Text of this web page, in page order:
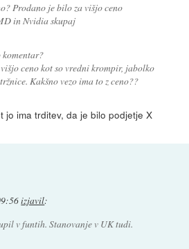
Prodano je bilo za višjo ceno
in Nvidia skupaj
ceno kot so vredni krompir, jabolko
Kakšno vezo ima to z ceno??
jo ima trditev, da je bilo podjetje X
izjavil:
v funtih. Stanovanje v UK tudi.